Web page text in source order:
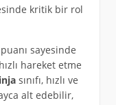
kritik bir rol
sayesinde
hareket etme
sınıfı, hızlı ve
alt edebilir,